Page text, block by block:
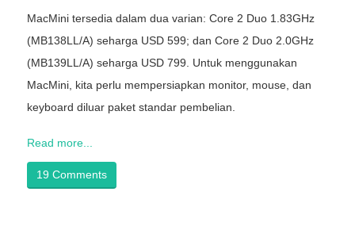
MacMini tersedia dalam dua varian: Core 2 Duo 1.83GHz
(MB138LL/A) seharga USD 599; dan Core 2 Duo 2.0GHz
(MB139LL/A) seharga USD 799. Untuk menggunakan
MacMini, kita perlu mempersiapkan monitor, mouse, dan
keyboard diluar paket standar pembelian.
Read more...
19 Comments